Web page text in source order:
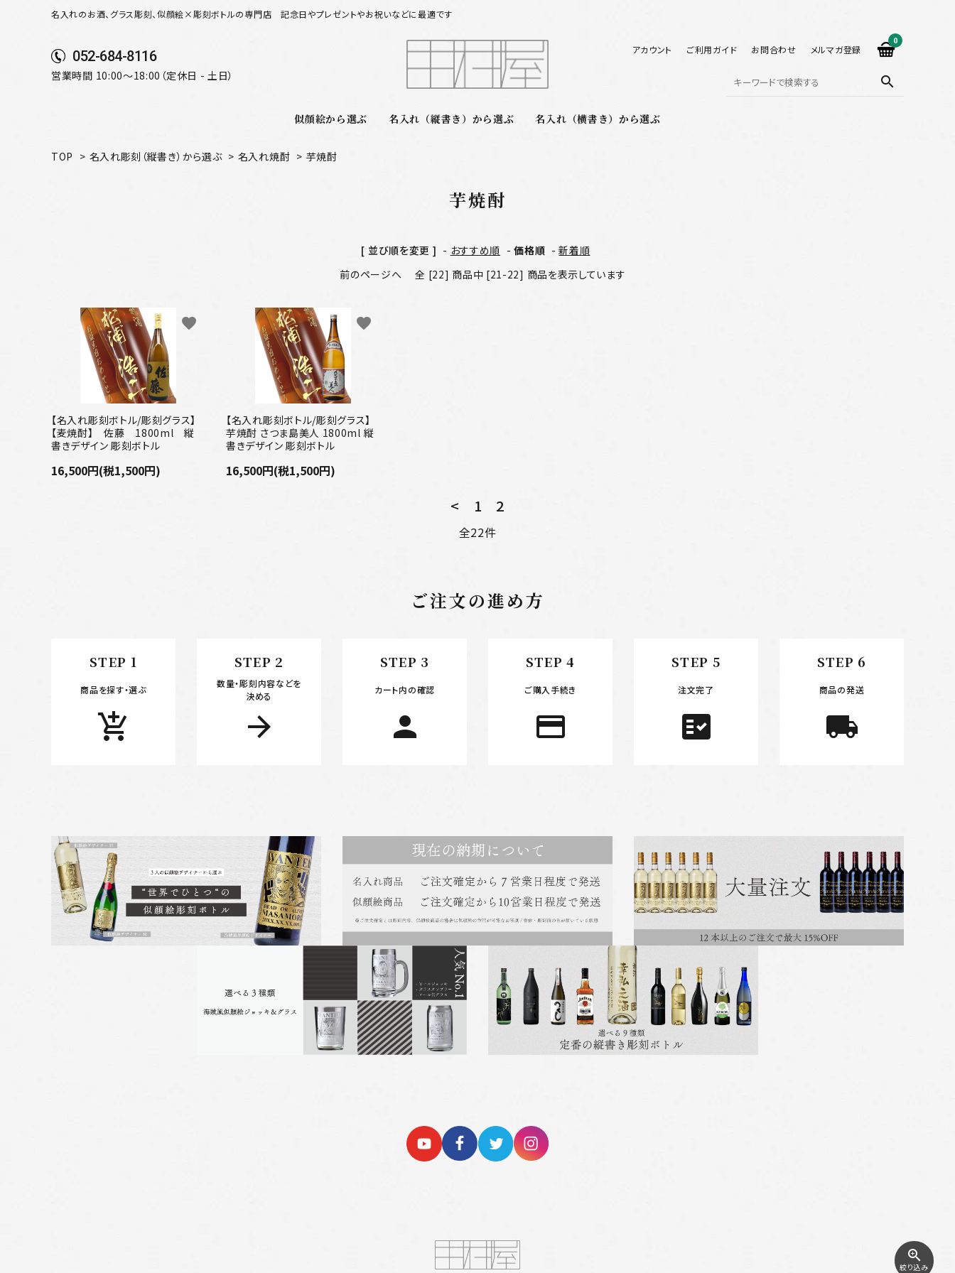
名入れのお酒、グラス彫刻、似顔絵×彫刻ボトルの専門店 記念日やプレゼントやお祝いなどに最適です
052-684-8116
営業時間 10:00～18:00（定休日 - 土日）
アカウント ご利用ガイド お問合わせ メルマガ登録
0
search
似顔絵から選ぶ 名入れ（縦書き）から選ぶ 名入れ（横書き）から選ぶ
プライバシーポリシー
特定商取引法について
お問い合わせ
TOP > 名入れ彫刻（縦書き）から選ぶ > 名入れ焼酎 > 芋焼酎
芋焼酎
[ 並び順を変更 ] - おすすめ順 -価格順 -新着順
前のページへ
全 [22] 商品中 [21-22] 商品を表示しています
【名入れ彫刻ボトル/彫刻グラス】
【麦焼酎】 佐藤 1800ml 縦
書きデザイン 彫刻ボトル
16,500円(税1,500円)
favorite
【名入れ彫刻ボトル/彫刻グラス】
芋焼酎 さつま島美人 1800ml 縦
書きデザイン 彫刻ボトル
16,500円(税1,500円)
favorite
< 1 2
全22件
zoom_in
絞り込み
カテゴリー
ご注文の進め方
STEP 1
商品を探す・選ぶ
add_shopping_cart
STEP 2
数量・彫刻内容などを
決める
arrow_forward
STEP 3
カート内の確認
person
STEP 4
ご購入手続き
payment
STEP 5
注文完了
fact_check
STEP 6
商品の発送
local_shipping